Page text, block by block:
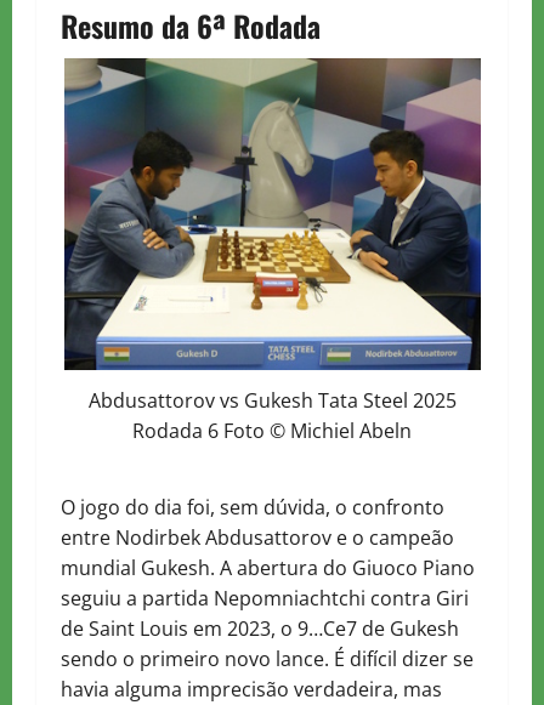
Resumo da 6ª Rodada
Abdusattorov vs Gukesh Tata Steel 2025
Rodada 6 Foto © Michiel Abeln
O jogo do dia foi, sem dúvida, o confronto
entre NodirbekAbdusattorov e o campeão
mundial Gukesh. A abertura do Giuoco Piano
seguiu a partida Nepomniachtchi contra Giri
de Saint Louis em 2023, o 9…Ce7 de Gukesh
sendo o primeiro novo lance. É difícil dizer se
havia alguma imprecisão verdadeira, mas